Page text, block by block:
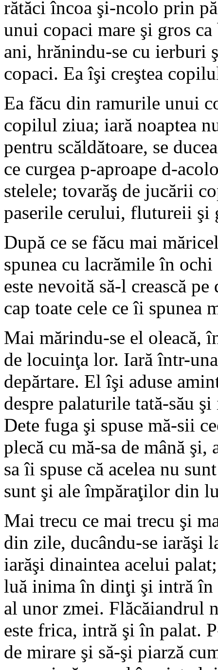
rătăci încoa şi-ncolo prin
unui copaci mare şi gros
ani, hrănindu-se cu ierburi
copaci. Ea îşi creştea
Ea făcu din ramurile unui
copilul ziua; iară noaptea
pentru scăldătoare, se
ce curgea p-aproape d-
stelele; tovarăş de jucării
paserile cerului, flutureii şi
După ce se făcu mai
spunea cu lacrămile în
este nevoită să-l crească
cap toate cele ce îi spunea
Mai mărindu-se el oleacă,
de locuinţa lor. Iară într-
depărtare. El îşi aduse
despre palaturile tată-său şi
Dete fuga şi spuse mă-sii
plecă cu mă-sa de mână
sa îi spuse că acelea nu
sunt şi ale împăraţilor din
Mai trecu ce mai trecu şi
din zile, ducându-se iarăşi
iarăşi dinaintea acelui
luă inima în dinţi şi intră în
al unor zmei. Flăcăiandrul
este frica, intră şi în palat.
de mirare şi să-şi piarză